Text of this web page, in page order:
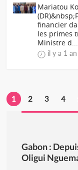
Mariatou
financier
les primes
Ministre d...
il y a 1 an
1 2 3 4
Gabon :
Oligui